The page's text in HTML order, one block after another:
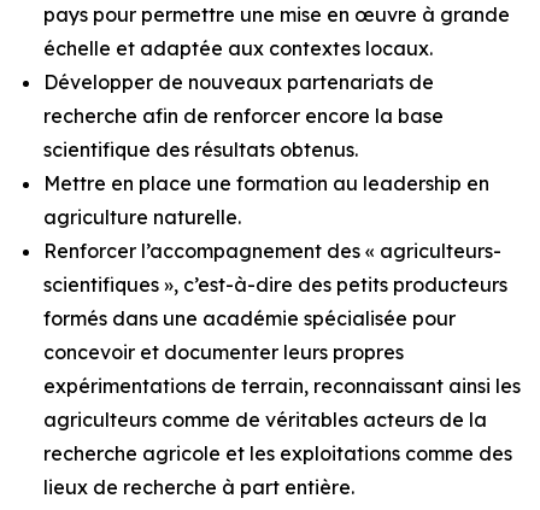
pays pour permettre une mise en œuvre à grande
échelle et adaptée aux contextes locaux.
Développer de nouveaux partenariats de
recherche afin de renforcer encore la base
scientifique des résultats obtenus.
Mettre en place une formation au leadership en
agriculture naturelle.
Renforcer l’accompagnement des « agriculteurs-
scientifiques », c’est-à-dire des petits producteurs
formés dans une académie spécialisée pour
concevoir et documenter leurs propres
expérimentations de terrain, reconnaissant ainsi les
agriculteurs comme de véritables acteurs de la
recherche agricole et les exploitations comme des
lieux de recherche à part entière.